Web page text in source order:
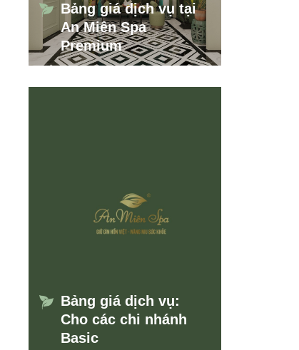
Bảng giá dịch vụ tại
An Miên Spa
Premium
Bảng giá dịch vụ:
Cho các chi nhánh
Basic